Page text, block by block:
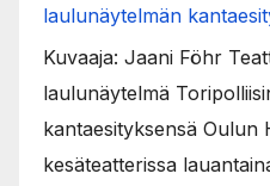
laulunäytelmän
Kuvaaja: Jaani Föhr
laulunäytelmä
kantaesityksensä Oulun
kesäteatterissa